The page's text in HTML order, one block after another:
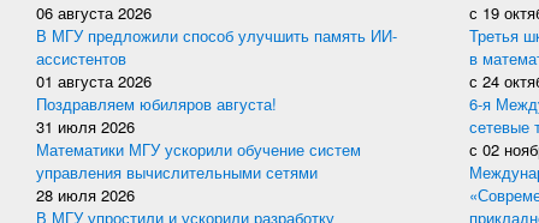
06 августа 2026
В МГУ предложили способ улучшить память ИИ-
ассистентов
01 августа 2026
Поздравляем юбиляров августа!
31 июля 2026
Математики МГУ ускорили обучение систем
управления вычислительными сетями
28 июля 2026
В МГУ упростили и ускорили разработку
с 19
Третья
в
с 24
6-я
сетевые
с 02